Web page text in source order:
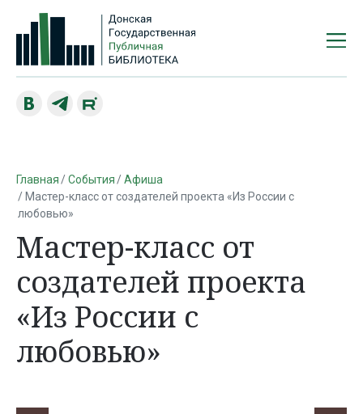
Главная События
Афиша
Мастер-класс от создателей проекта «Из России с
любовью»
Мастер-класс от
создателей проекта
«Из России с
любовью»